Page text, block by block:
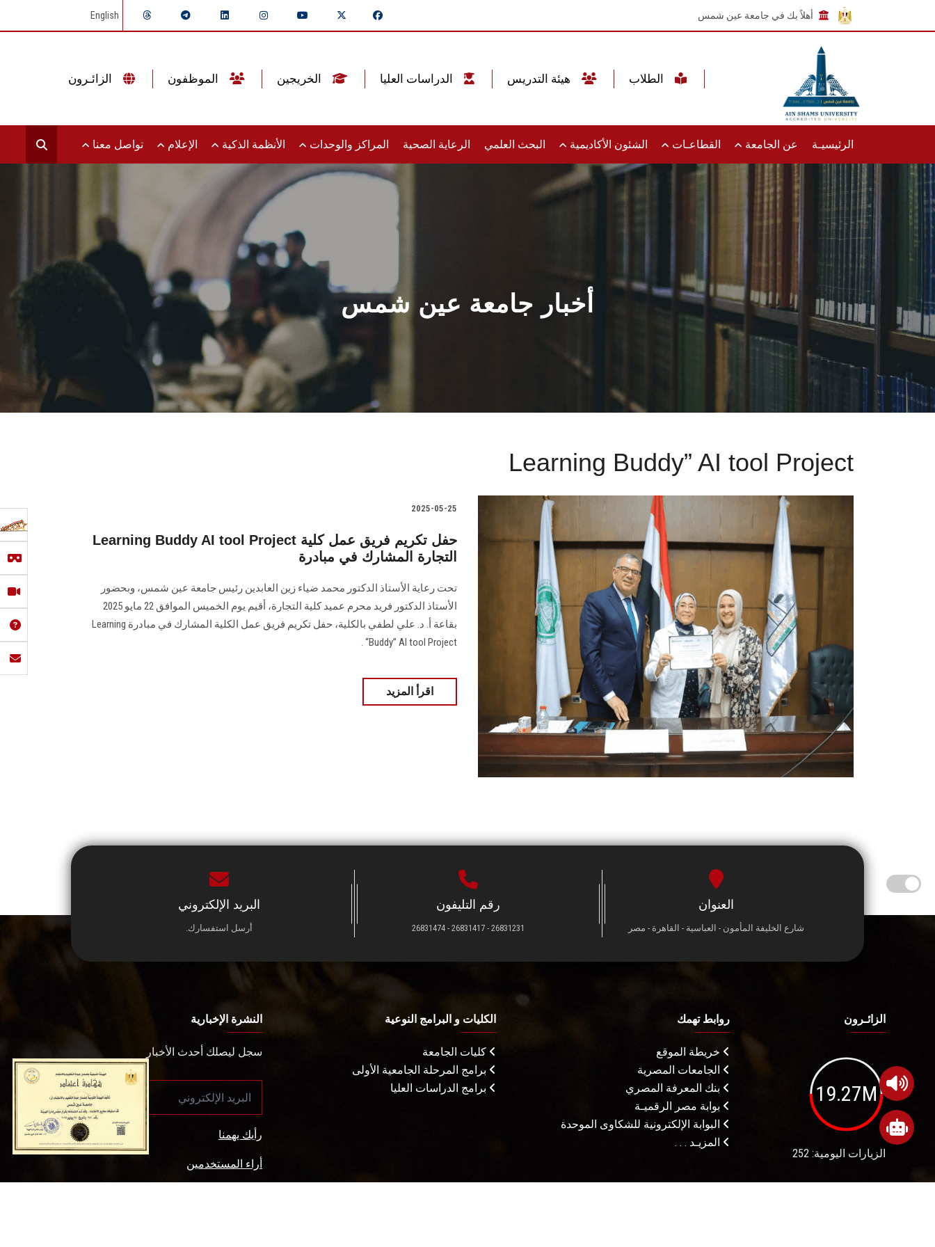
أهلاً بك في جامعة عين شمس English
الرئيسيـة عن الجامعة القطاعـات الشئون الأكاديمية البحث العلمي الرعاية الصحية المراكز والوحدات الأنظمة الذكية الإعلام تواصل معنا
أخبار جامعة عين شمس
Learning Buddy” AI tool Project
2025-05-25
Learning Buddy AI tool Project حفل تكريم فريق عمل كلية
التجارة المشارك في مبادرة
تحت رعاية الأستاذ الدكتور محمد ضياء زين العابدين رئيس جامعة عين شمس، وبحضور
الأستاذ الدكتور فريد محرم عميد كلية التجارة، أقيم يوم الخميس الموافق 22 مايو 2025
بقاعة أ. د. علي لطفي بالكلية، حفل تكريم فريق عمل الكلية المشارك في مبادرة Learning
Buddy” AI tool Project“ .
اقرأ المزيد
العنوان
شارع الخليفة المأمون - العباسية - القاهرة - مصر
رقم التليفون
26831231 - 26831417 - 26831474
البريد الإلكتروني
أرسل استفسارك.
الزائـرون
19.27M
الزيارات اليومية: 252
روابط تهمك
خريطة الموقع
الجامعات المصرية
بنك المعرفة المصري
بوابة مصر الرقميـة
البوابة الإلكترونية للشكاوى الموحدة
المزيـد . . .
الكليات و البرامج النوعية
كليات الجامعة
برامج المرحلة الجامعية الأولى
برامج الدراسات العليا
النشرة الإخبارية
سجل ليصلك أحدث الأخبار
رأيك يهمنا
أراء المستخدمين